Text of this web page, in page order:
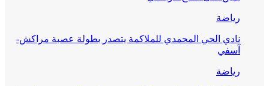
رياضة
نادي الحي المحمدي للملاكمة يتصدر بطولة عصبة مراكش-
آسفي
رياضة